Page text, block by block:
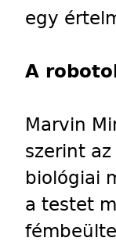
egy
A
Marvin
szerint
biológiai
a testet